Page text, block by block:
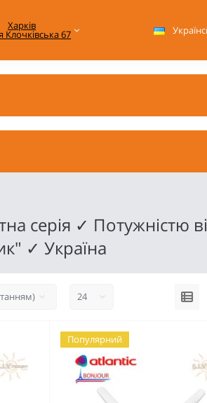
Харків
Клочківська 67
серія ✓ Потужністю
✓ Україна
Популярний